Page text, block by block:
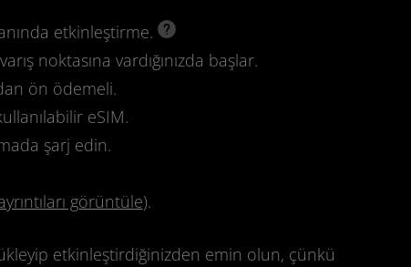
etkinleştirme.
noktasına vardığınızda başlar.
ön ödemeli.
eSIM.
şarj edin.
görüntüle).
etkinleştirdiğinizden emin olun, çünkü